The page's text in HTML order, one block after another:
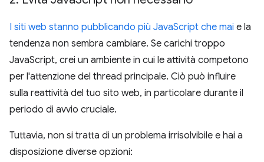
I siti web stanno pubblicando più JavaScript che mai e la
tendenza non sembra cambiare. Se carichi troppo
JavaScript, crei un ambiente in cui le attività competono
per l'attenzione del thread principale. Ciò può influire
sulla reattività del tuo sito web, in particolare durante il
periodo di avvio cruciale.
Tuttavia, non si tratta di un problema irrisolvibile e hai a
disposizione diverse opzioni: